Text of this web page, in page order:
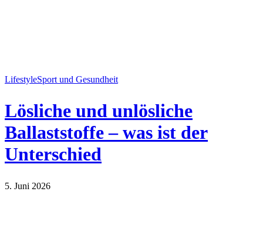
LifestyleSport und Gesundheit
Lösliche und unlösliche
Ballaststoffe – was ist der
Unterschied
5. Juni 2026